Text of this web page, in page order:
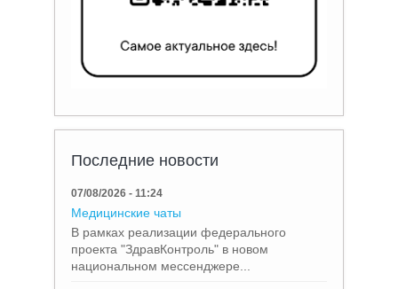
Последние новости
07/08/2026 - 11:24
Медицинские чаты
В рамках реализации федерального
проекта "ЗдравКонтроль" в новом
национальном мессенджере...